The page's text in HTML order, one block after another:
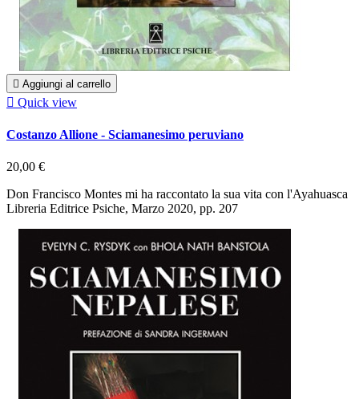
 Aggiungi al carrello
 Quick view
Costanzo Allione - Sciamanesimo peruviano
20,00 €
Don Francisco Montes mi ha raccontato la sua vita con l'Ayahuasca
Libreria Editrice Psiche, Marzo 2020, pp. 207